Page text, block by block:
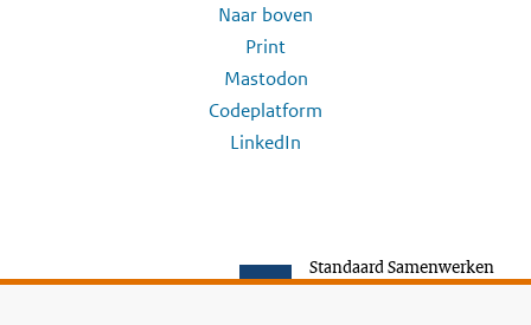
Naar boven
Print
Mastodon
Codeplatform
LinkedIn
Standaard Samenwerken